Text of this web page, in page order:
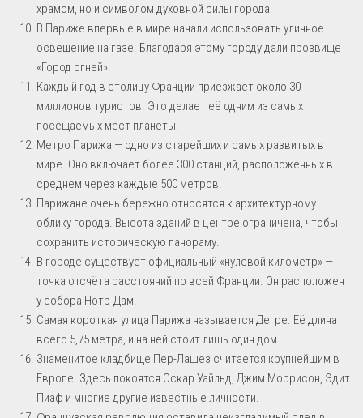
храмом, но и символом духовной силы города.
В Париже впервые в мире начали использовать уличное
освещение на газе. Благодаря этому городу дали прозвище
«Город огней».
Каждый год в столицу Франции приезжает около 30
миллионов туристов. Это делает её одним из самых
посещаемых мест планеты.
Метро Парижа — одно из старейших и самых развитых в
мире. Оно включает более 300 станций, расположенных в
среднем через каждые 500 метров.
Парижане очень бережно относятся к архитектурному
облику города. Высота зданий в центре ограничена, чтобы
сохранить историческую панораму.
В городе существует официальный «нулевой километр» —
точка отсчёта расстояний по всей Франции. Он расположен
у собора Нотр-Дам.
Самая короткая улица Парижа называется Дегре. Её длина
всего 5,75 метра, и на ней стоит лишь один дом.
Знаменитое кладбище Пер-Лашез считается крупнейшим в
Европе. Здесь покоятся Оскар Уайльд, Джим Моррисон, Эдит
Пиаф и многие другие известные личности.